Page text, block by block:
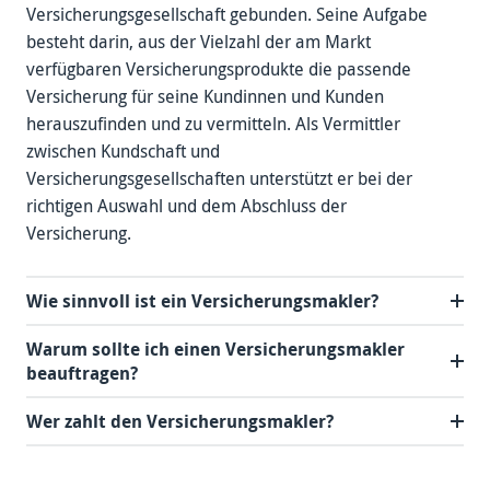
Versicherungsgesellschaft gebunden. Seine Aufgabe
besteht darin, aus der Vielzahl der am Markt
verfügbaren Versicherungsprodukte die passende
Versicherung für seine Kundinnen und Kunden
herauszufinden und zu vermitteln. Als Vermittler
zwischen Kundschaft und
Versicherungsgesellschaften unterstützt er bei der
richtigen Auswahl und dem Abschluss der
Versicherung.
Wie sinnvoll ist ein Versicherungsmakler?
Warum sollte ich einen Versicherungsmakler
beauftragen?
Wer zahlt den Versicherungsmakler?